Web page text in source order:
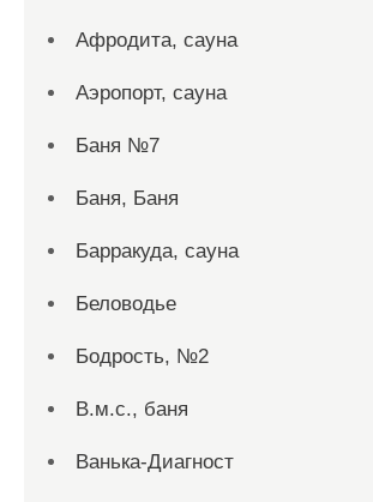
Афродита, сауна
Аэропорт, сауна
Баня №7
Баня, Баня
Барракуда, сауна
Беловодье
Бодрость, №2
В.м.с., баня
Ванька-Диагност